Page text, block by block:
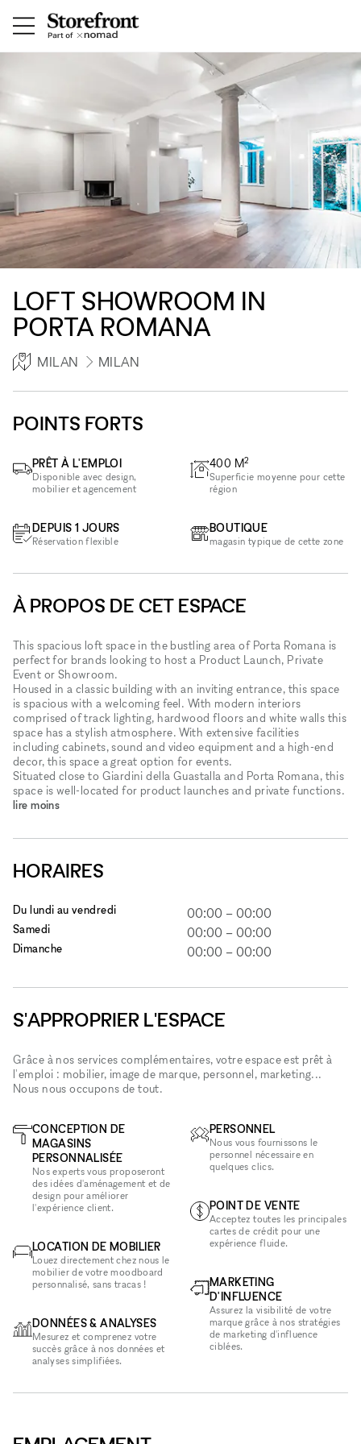
LOFT SHOWROOM IN
PORTA ROMANA
MILAN MILAN
POINTS FORTS
PRÊT À L'EMPLOI
Disponible avec design,
mobilier et agencement
DEPUIS 1 JOURS
Réservation flexible
400 M2
Superficie moyenne pour cette
région
BOUTIQUE
magasin typique de cette zone
À PROPOS DE CET ESPACE
This spacious loft space in the bustling area of Porta Romana is
perfect for brands looking to host a Product Launch, Private
Event or Showroom.
Housed in a classic building with an inviting entrance, this space
is spacious with a welcoming feel. With modern interiors
comprised of track lighting, hardwood floors and white walls this
space has a stylish atmosphere. With extensive facilities
including cabinets, sound and video equipment and a high-end
decor, this space a great option for events.
Situated close to Giardini della Guastalla and Porta Romana, this
space is well-located for product launches and private functions.
lire moins
HORAIRES
Du lundi au vendredi 00:00 – 00:00
Samedi 00:00 – 00:00
Dimanche 00:00 – 00:00
S'APPROPRIER L'ESPACE
Grâce à nos services complémentaires, votre espace est prêt à
l'emploi : mobilier, image de marque, personnel, marketing...
Nous nous occupons de tout.
CONCEPTION DE
MAGASINS
PERSONNALISÉE
Nos experts vous proposeront
des idées d'aménagement et de
design pour améliorer
l'expérience client.
LOCATION DE MOBILIER
Louez directement chez nous le
mobilier de votre moodboard
personnalisé, sans tracas !
DONNÉES & ANALYSES
Mesurez et comprenez votre
succès grâce à nos données et
analyses simplifiées.
PERSONNEL
Nous vous fournissons le
personnel nécessaire en
quelques clics.
POINT DE VENTE
Acceptez toutes les principales
cartes de crédit pour une
expérience fluide.
MARKETING
D'INFLUENCE
Assurez la visibilité de votre
marque grâce à nos stratégies
de marketing d'influence
ciblées.